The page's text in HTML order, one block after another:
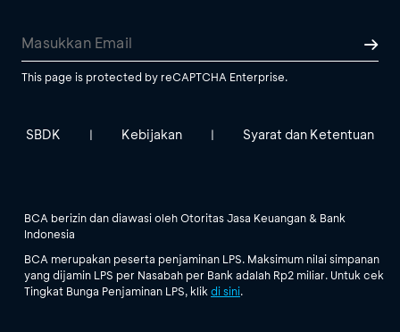
This page is protected by reCAPTCHA Enterprise.
SBDK | Kebijakan | Syarat dan Ketentuan
BCA berizin dan diawasi oleh Otoritas Jasa Keuangan & Bank
Indonesia
BCA merupakan peserta penjaminan LPS. Maksimum nilai simpanan
yang dijamin LPS per Nasabah per Bank adalah Rp2 miliar. Untuk cek
Tingkat Bunga Penjaminan LPS, klik di sini.